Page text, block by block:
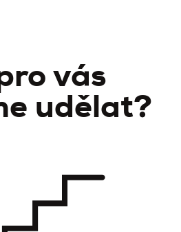
vás
udělat?